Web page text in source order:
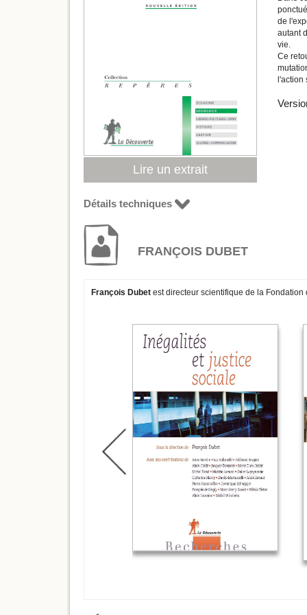
Lire un extrait
de
autant
vie.
Ce
l'action
Détails techniques
FRANÇOIS DUBET
François Dubet est directeur scientifique de la